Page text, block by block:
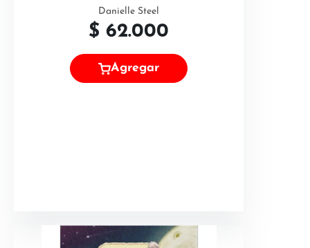
Danielle Steel
$ 62.000
Agregar